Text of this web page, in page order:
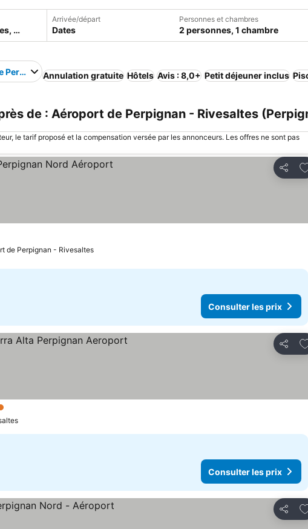
Arrivée/départ
Dates
Personnes et chambres
2 personnes, 1 chambre
Perpignan - Rivesaltes
Annulation gratuite Hôtels Avis : 8,0+ Petit déjeuner inclus
de : Aéroport de Perpignan - Rivesaltes
le tarif proposé et la compensation versée par les annonceurs. Les offres ne sont pas
de Perpignan - Rivesaltes
Consulter les prix
Consulter les prix